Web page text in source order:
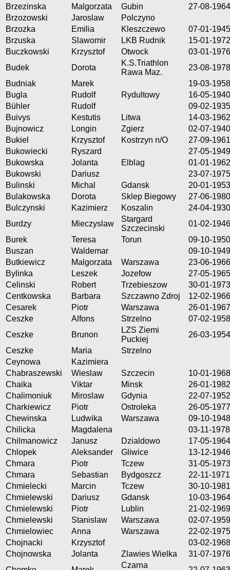
Brzezinska
Malgorzata Gubin
27-08-1964
Brzozowski
Jaroslaw
Polczyno
Brzozka
Emilia Kleszczewo
07-01-1945
Brzuska
Slawomir LKB Rudnik
15-01-1972
Buczkowski
Krzysztof Otwock
03-01-1976
Budek
Dorota
K.S.Triathlon
Rawa Maz.
23-08-1978
Budniak
Marek
19-03-1958
Bugla
Rudolf Rydultowy
16-05-1940
Bühler
Rudolf
09-02-1935
Buivys
Kestutis Litwa
14-03-1962
Bujnowicz
Longin Zgierz
02-07-1940
Bukiel
Krzysztof Kostrzyn n/O
27-09-1961
Bukowiecki
Ryszard
27-05-1949
Bukowska
Jolanta Elblag
01-01-1962
Bukowski
Dariusz
23-07-1975
Bulinski
Michal Gdansk
20-01-1953
Bulakowska
Dorota Sklep Biegowy
27-06-1980
Bulczynski
Kazimierz Koszalin
24-04-1930
Burdzy
Mieczyslaw
Stargard
Szczecinski
01-02-1946
Burek
Teresa Torun
09-10-1950
Buszan
Waldemar
09-10-1949
Butkiewicz
Malgorzata Warszawa
23-06-1966
Bylinka
Leszek Jozefow
27-05-1965
Celinski
Robert Trzebieszow
30-01-1973
Centkowska
Barbara Szczawno Zdroj
12-02-1966
Cesarek
Piotr Warszawa
26-01-1967
Ceszke
Alfons Strzelno
07-02-1958
Ceszke
Brunon
LZS Ziemi
Puckiej
26-03-1954
Ceszke
Maria
Strzelno
Ceynowa
Kazimiera
Chabraszewski
Wieslaw Szczecin
10-01-1968
Chaika
Viktar Minsk
26-01-1982
Chalimoniuk
Miroslaw Gdynia
22-07-1952
Charkiewicz
Piotr Ostroleka
26-05-1977
Chewinska
Ludwika Warszawa
09-10-1948
Chilicka
Magdalena
03-11-1978
Chilmanowicz
Janusz Dzialdowo
17-05-1964
Chlopek
Aleksander Gliwice
13-12-1946
Chmara
Piotr Tczew
31-05-1973
Chmara
Sebastian Bydgoszcz
22-11-1971
Chmielecki
Marcin Tczew
30-10-1981
Chmielewski
Dariusz Gdansk
10-03-1964
Chmielewski
Piotr Lublin
21-02-1969
Chmielewski
Stanislaw Warszawa
02-07-1959
Chmielowiec
Anna Warszawa
22-02-1975
Chojnacki
Krzysztof
03-02-1968
Chojnowska
Jolanta Zlawies Wielka
31-07-1976
Czarna